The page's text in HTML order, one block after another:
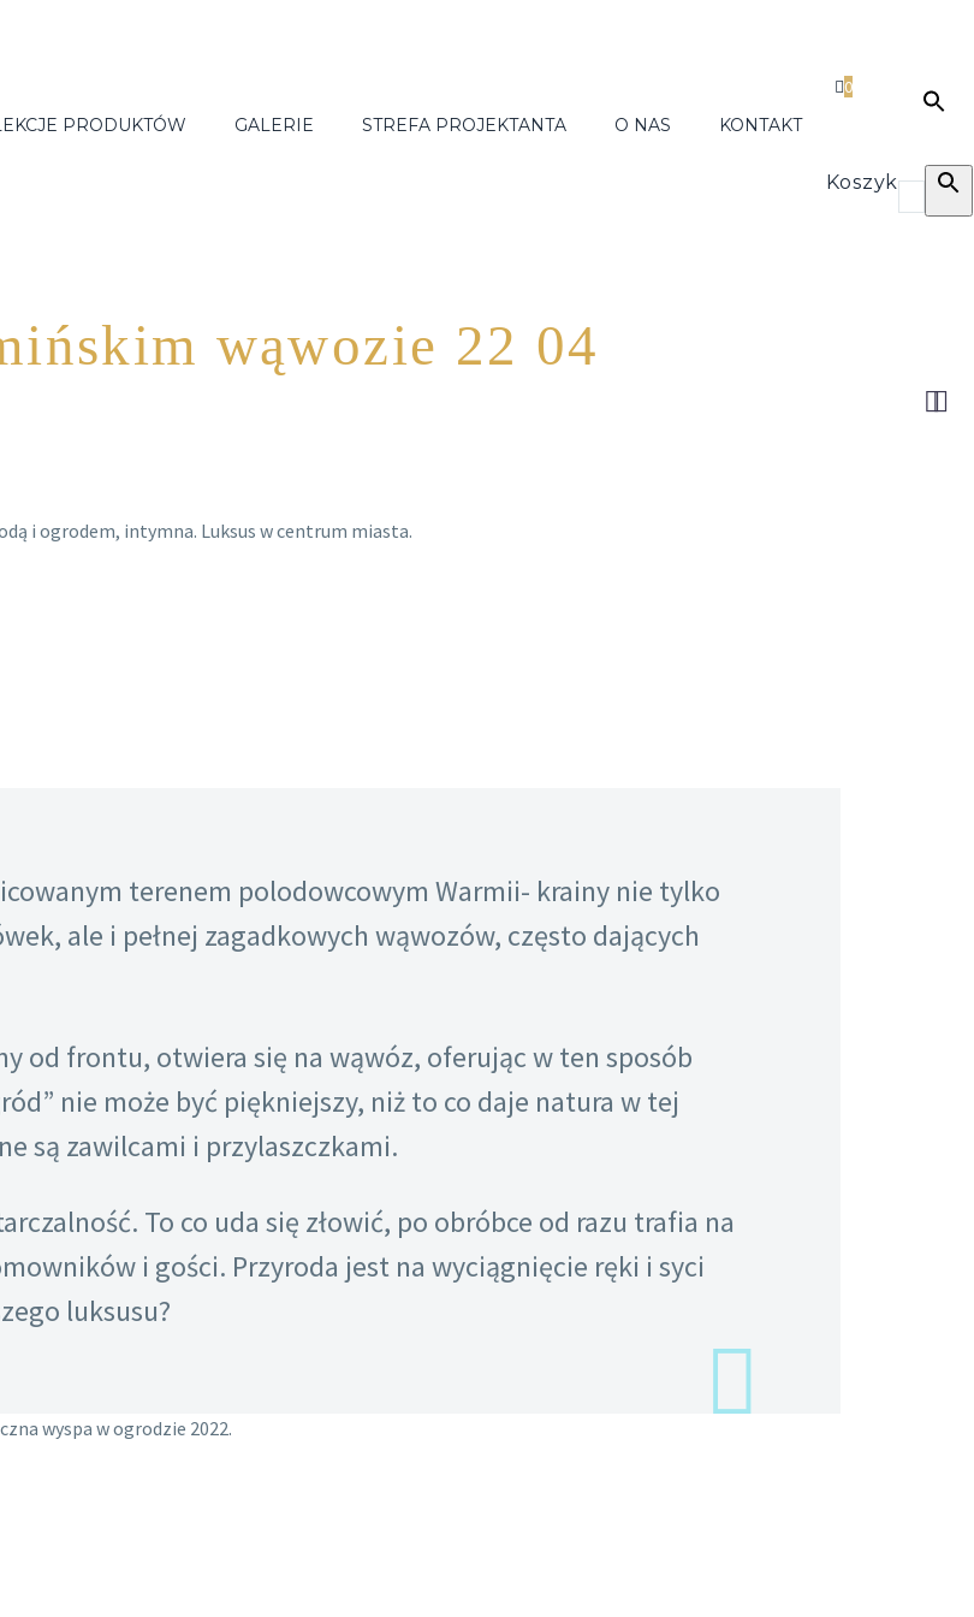
PRODUKTÓW GALERIE STREFA PROJEKTANTA O NAS KONTAKT
0
Koszyk
wąwozie 22 04

i ogrodem, intymna. Luksus w centrum miasta.
terenem polodowcowym Warmii- krainy nie tylko
ale i pełnej zagadkowych wąwozów, często dających
od frontu, otwiera się na wąwóz, oferując w ten sposób
nie może być piękniejszy, niż to co daje natura w tej
są zawilcami i przylaszczkami.
To co uda się złowić, po obróbce od razu trafia na
i gości. Przyroda jest na wyciągnięcie ręki i syci
luksusu?
wyspa w ogrodzie 2022.